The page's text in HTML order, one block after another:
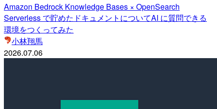
Amazon Bedrock Knowledge Bases × OpenSearch
Serverless で貯めたドキュメントについてAI に質問できる
環境をつくってみた
小林翔馬
2026.07.06